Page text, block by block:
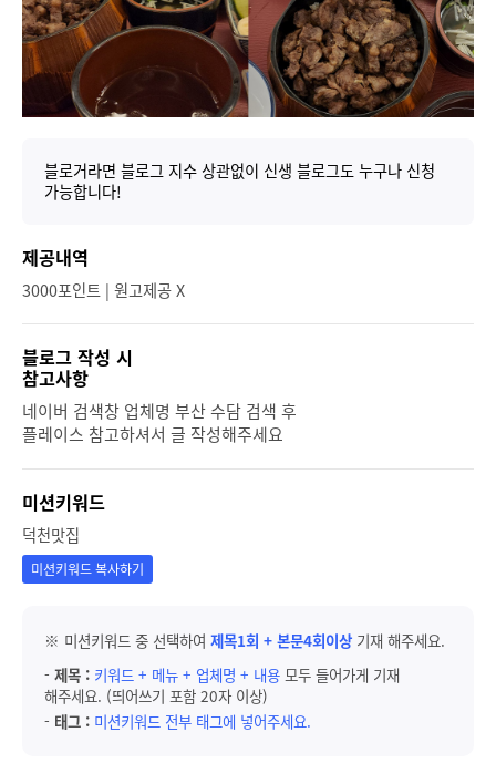
블로거라면 블로그 지수 상관없이 신생 블로그도 누구나 신청
가능합니다!
제공내역
3000포인트 | 원고제공 X
블로그 작성 시
참고사항
네이버 검색창 업체명 부산 수담 검색 후
플레이스 참고하셔서 글 작성해주세요
미션키워드
덕천맛집
미션키워드 복사하기
※ 미션키워드 중 선택하여 제목1회 + 본문4회이상 기재 해주세요.
- 제목 : 키워드 + 메뉴 + 업체명 + 내용 모두 들어가게 기재
해주세요. (띄어쓰기 포함 20자 이상)
- 태그 : 미션키워드 전부 태그에 넣어주세요.